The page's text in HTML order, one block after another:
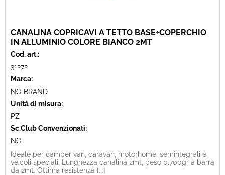
CANALINA COPRICAVI A TETTO BASE+COPERCHIO
IN ALLUMINIO COLORE BIANCO 2MT
Cod. art.:
31272
Marca:
NO BRAND
Unità di misura:
PZ
Sc.Club Convenzionati:
NO
Ideale per camper van, caravan, motorhome, semintegrali e
veicoli speciali. Lunghezza canalina 2mt, peso 0.700gr a barra
da 2mt. Ottima resistenza [...]